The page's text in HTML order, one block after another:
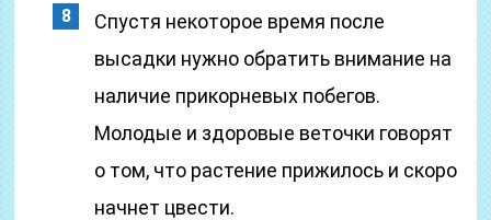
Спустя некоторое время после
высадки нужно обратить внимание на
наличие прикорневых побегов.
Молодые и здоровые веточки говорят
о том, что растение прижилось и скоро
начнет цвести.